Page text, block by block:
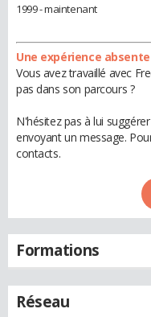
1999 - maintenant
Une expérience absente
Vous avez travaillé avec
pas dans son parcours ?
N'hésitez pas à lui
envoyant un message.
contacts.
Formations
Réseau